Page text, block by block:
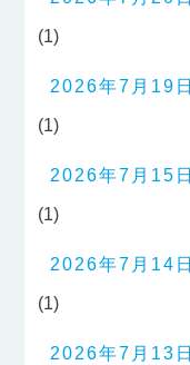
(1)
2026年7月19日
(1)
2026年7月15日
(1)
2026年7月14日
(1)
2026年7月13日